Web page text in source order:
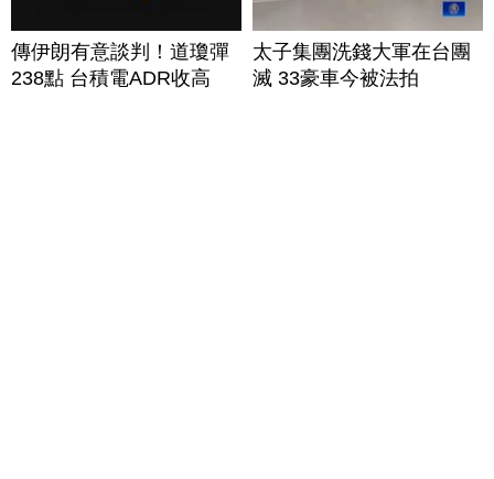
傳伊朗有意談判！道瓊彈
238點 台積電ADR收高
太子集團洗錢大軍在台團
滅 33豪車今被法拍